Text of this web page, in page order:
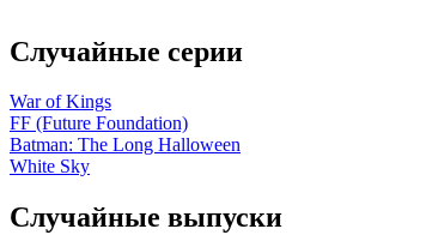
Случайные серии
War of Kings
FF (Future Foundation)
Batman: The Long Halloween
White Sky
Случайные выпуски